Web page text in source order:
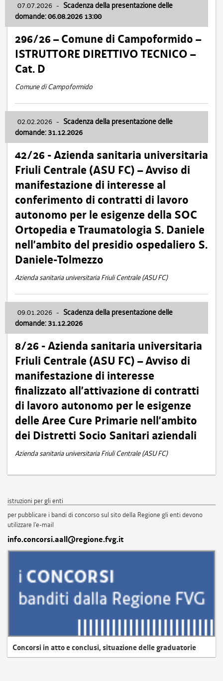
07.07.2026 - Scadenza della presentazione delle
domande: 06.08.2026 13:00
296/26 – Comune di Campoformido –
ISTRUTTORE DIRETTIVO TECNICO –
Cat. D
Comune di Campoformido
02.02.2026 - Scadenza della presentazione delle
domande: 31.12.2026
42/26 - Azienda sanitaria universitaria
Friuli Centrale (ASU FC) – Avviso di
manifestazione di interesse al
conferimento di contratti di lavoro
autonomo per le esigenze della SOC
Ortopedia e Traumatologia S. Daniele
nell’ambito del presidio ospedaliero S.
Daniele-Tolmezzo
Azienda sanitaria universitaria Friuli Centrale (ASU FC)
09.01.2026 - Scadenza della presentazione delle
domande: 31.12.2026
8/26 - Azienda sanitaria universitaria
Friuli Centrale (ASU FC) – Avviso di
manifestazione di interesse
finalizzato all’attivazione di contratti
di lavoro autonomo per le esigenze
delle Aree Cure Primarie nell’ambito
dei Distretti Socio Sanitari aziendali
Azienda sanitaria universitaria Friuli Centrale (ASU FC)
istruzioni per gli enti
per pubblicare i bandi di concorso sul sito della Regione gli enti devono
utilizzare l'e-mail
info.concorsi.aall@regione.fvg.it
Concorsi in atto e conclusi, situazione delle graduatorie